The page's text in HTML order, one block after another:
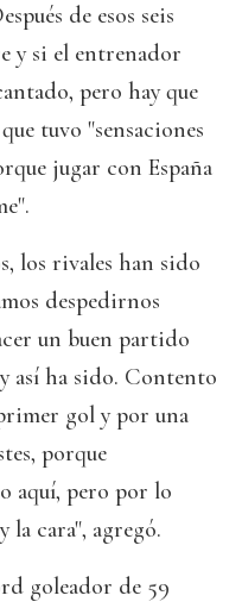
de esos seis
y si el entrenador
pero hay que
tuvo "sensaciones
jugar con España
los rivales han sido
despedirnos
un buen partido
así ha sido. Contento
gol y por una
porque
aquí, pero por lo
la cara", agregó.
goleador de 59